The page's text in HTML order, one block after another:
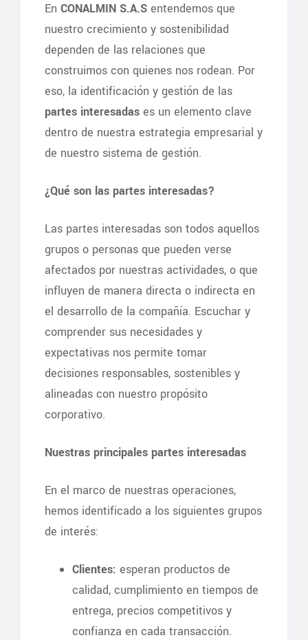
En CONALMIN S.A.S entendemos que
nuestro crecimiento y sostenibilidad
dependen de las relaciones que
construimos con quienes nos rodean. Por
eso, la identificación y gestión de las
partes interesadas es un elemento clave
dentro de nuestra estrategia empresarial y
de nuestro sistema de gestión.
¿Qué son las partes interesadas?
Las partes interesadas son todos aquellos
grupos o personas que pueden verse
afectados por nuestras actividades, o que
influyen de manera directa o indirecta en
el desarrollo de la compañía. Escuchar y
comprender sus necesidades y
expectativas nos permite tomar
decisiones responsables, sostenibles y
alineadas con nuestro propósito
corporativo.
Nuestras principales partes interesadas
En el marco de nuestras operaciones,
hemos identificado a los siguientes grupos
de interés:
Clientes: esperan productos de
calidad, cumplimiento en tiempos de
entrega, precios competitivos y
confianza en cada transacción.